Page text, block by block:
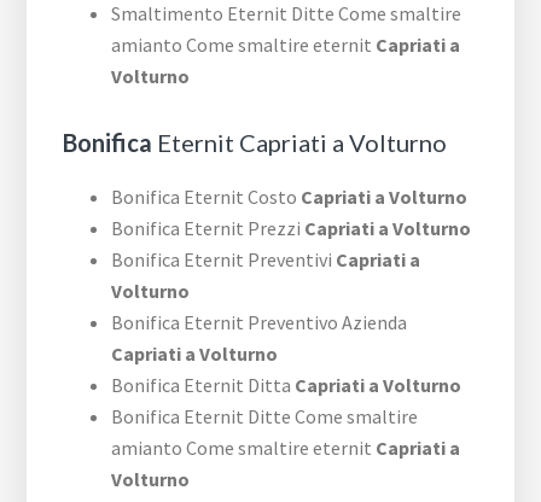
Smaltimento Eternit Ditte Come smaltire
amianto Come smaltire eternit Capriati a
Volturno
Bonifica Eternit Capriati a Volturno
Bonifica Eternit Costo Capriati a Volturno
Bonifica Eternit Prezzi Capriati a Volturno
Bonifica Eternit Preventivi Capriati a
Volturno
Bonifica Eternit Preventivo Azienda
Capriati a Volturno
Bonifica Eternit Ditta Capriati a Volturno
Bonifica Eternit Ditte Come smaltire
amianto Come smaltire eternit Capriati a
Volturno